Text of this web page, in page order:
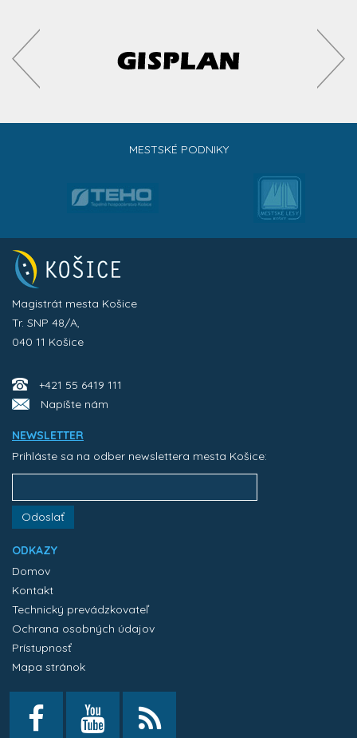
MESTSKÉ PODNIKY
Magistrát mesta Košice
Tr. SNP 48/A,
040 11 Košice
+421 55 6419 111
Napíšte nám
NEWSLETTER
Prihláste sa na odber newslettera mesta Košice:
Odoslať
ODKAZY
Domov
Kontakt
Technický prevádzkovateľ
Ochrana osobných údajov
Prístupnosť
Mapa stránok